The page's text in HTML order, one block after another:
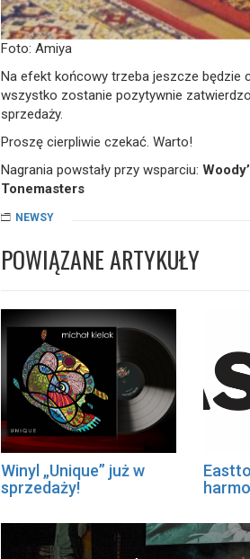
Foto: Amiya
Na efekt końcowy trzeba jeszcze będzie
wszystko zostanie pozytywnie
sprzedaży.
Proszę cierpliwie czekać. Warto!
Nagrania powstały przy wsparciu:
Tonemasters
NEWSY
POWIĄZANE ARTYKUŁY
Winyl „Unique” już w
sprzedaży!
Nawigacja